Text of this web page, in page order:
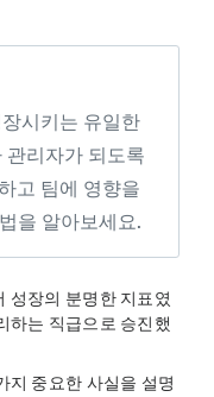
시키는 유일한
관리자가 되도록
고 팀에 영향을
을 알아보세요.
성장의 분명한 지표였
하는 직급으로 승진했
지 중요한 사실을 설명